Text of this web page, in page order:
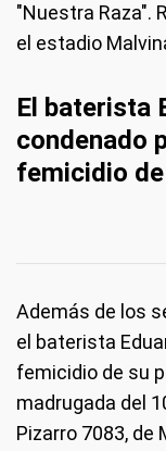
"Nuestra Raza".
el estadio
El baterista
condenado
femicidio de
Además de los
el baterista
femicidio de su
madrugada del
Pizarro 7083, de